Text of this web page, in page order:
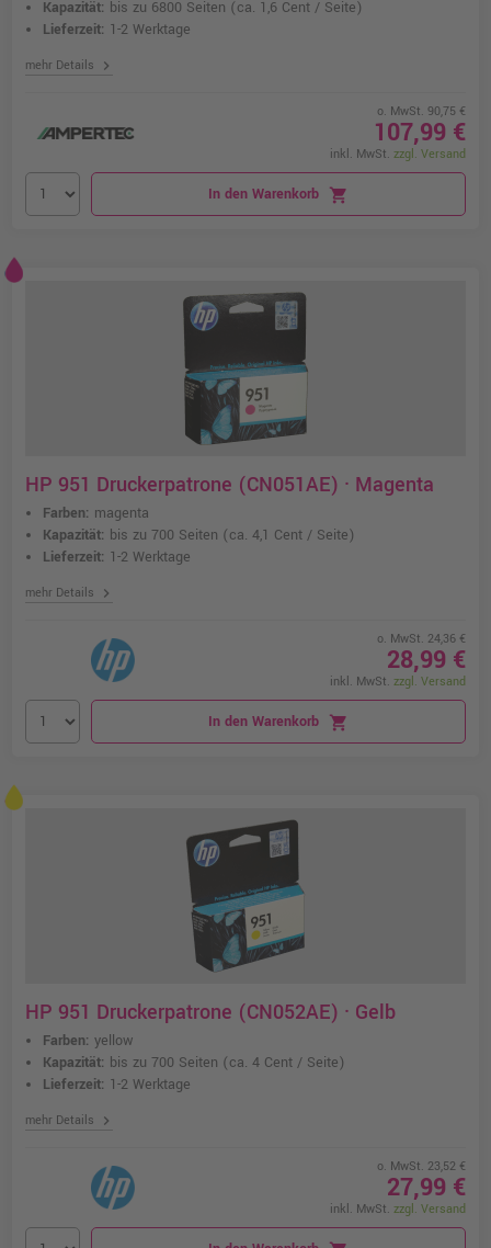
Kapazität: bis zu 6800 Seiten (ca. 1,6 Cent / Seite)
Lieferzeit: 1-2 Werktage
mehr Details chevron_right
o. MwSt. 90,75 €
107,99 €
inkl. MwSt. zzgl. Versand
In den Warenkorb shopping_cart
HP 951 Druckerpatrone (CN051AE) · Magenta
Farben: magenta
Kapazität: bis zu 700 Seiten (ca. 4,1 Cent / Seite)
Lieferzeit: 1-2 Werktage
mehr Details chevron_right
o. MwSt. 24,36 €
28,99 €
inkl. MwSt. zzgl. Versand
In den Warenkorb shopping_cart
HP 951 Druckerpatrone (CN052AE) · Gelb
Farben: yellow
Kapazität: bis zu 700 Seiten (ca. 4 Cent / Seite)
Lieferzeit: 1-2 Werktage
mehr Details chevron_right
o. MwSt. 23,52 €
27,99 €
inkl. MwSt. zzgl. Versand